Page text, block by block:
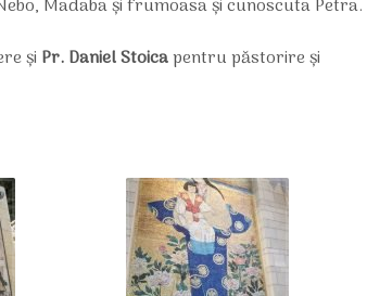
Madaba și frumoasa și cunoscuta Petra.
și Pr. Daniel Stoicapentru păstorire și